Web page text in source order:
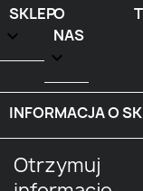
SKLEP

O
NAS

INFORMACJA O
Otrzymuj